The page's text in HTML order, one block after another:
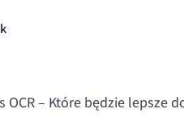
OCR – Które będzie lepsze